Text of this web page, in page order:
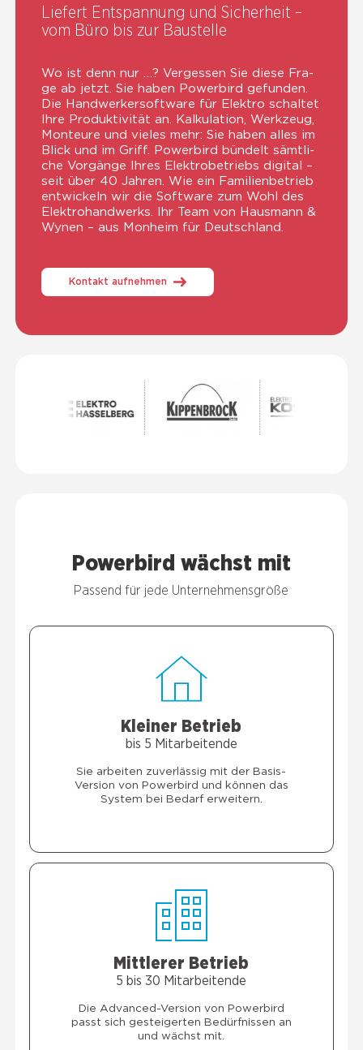
Lie­fert Ent­span­nung und Sicher­heit –
vom Büro bis zur Bau­stel­le
Wo ist denn nur …? Ver­ges­sen Sie die­se Fra­
ge ab jetzt. Sie haben Power­bird gefun­den.
Die Handwerker­software für Elek­tro schal­tet
Ihre Pro­duk­ti­vi­tät an. Kal­ku­la­ti­on, Werk­zeug,
Mon­teu­re und vie­les mehr: Sie haben alles im
Blick und im Griff. Power­bird bün­delt sämt­li­
che Vor­gän­ge Ihres Elek­tro­be­triebs digi­tal –
seit über 40 Jah­ren. Wie ein Fami­li­en­be­trieb
ent­wi­ckeln wir die Soft­ware zum Wohl des
Elek­tro­hand­werks. Ihr Team von Haus­mann &
Wynen – aus Mon­heim für Deutsch­land.
Kontakt aufnehmen
Power­bird wächst mit
Pas­send für jede Unter­neh­mens­grö­ße
Klei­ner Betrieb
bis 5 Mit­ar­bei­ten­de
Sie arbei­ten zuver­läs­sig mit der Basis-
Ver­si­on von Power­bird und kön­nen das
Sys­tem bei Bedarf erwei­tern.
Mitt­le­rer Betrieb
5 bis 30 Mit­ar­bei­ten­de
Die Advan­ced-Ver­si­on von Power­bird
passt sich gestei­ger­ten Bedürf­nis­sen an
und wächst mit.